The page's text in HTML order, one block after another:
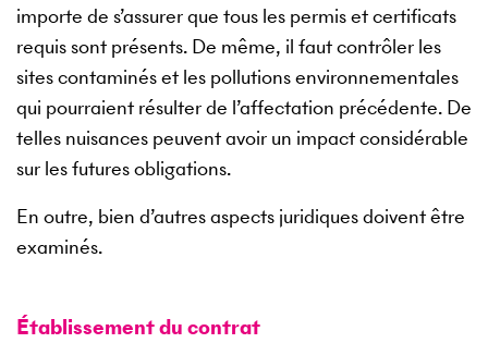
importe de s’assurer que tous les permis et certificats
requis sont présents. De même, il faut contrôler les
sites contaminés et les pollutions environnementales
qui pourraient résulter de l’affectation précédente. De
telles nuisances peuvent avoir un impact considérable
sur les futures obligations.
En outre, bien d’autres aspects juridiques doivent être
examinés.
Établissement du contrat